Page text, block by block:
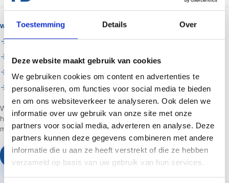
Toestemming Details Over
Deze website maakt gebruik van cookies
We gebruiken cookies om content en advertenties te
personaliseren, om functies voor social media te bieden
en om ons websiteverkeer te analyseren. Ook delen we
informatie over uw gebruik van onze site met onze
partners voor social media, adverteren en analyse. Deze
partners kunnen deze gegevens combineren met andere
informatie die u aan ze heeft verstrekt of die ze hebben
verzameld op basis van uw gebruik van hun services.
WANNEER MADA TECH INSCHAKELEN?
Je wilt het niet zelf doen of komt er niet uit
Je wilt het in een keer goed laten regelen
Je wilt doorlopend beheer en support
Je wilt hulp met seo
Web- en marketingpartner in Assen. Websites voor ondernemers in
heel Nederland. Websites vanaf €699 of €65 per maand inclusief
managed hosting en basis SEO.
Plan een vrijblijvend gesprek